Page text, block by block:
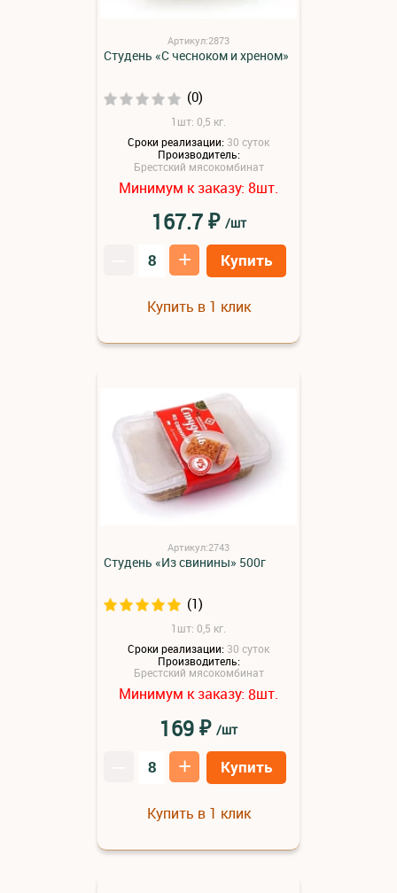
Артикул:2873
Студень «С чесноком и хреном»
(0)
1шт: 0,5 кг.
Сроки реализации: 30 суток
Производитель:
Брестский мясокомбинат
Минимум к заказу: 8шт.
167.7₽ /шт
+ Купить
Купить в 1 клик
Артикул:2743
Студень «Из свинины» 500г
(1)
1шт: 0,5 кг.
Сроки реализации: 30 суток
Производитель:
Брестский мясокомбинат
Минимум к заказу: 8шт.
169₽ /шт
+ Купить
Купить в 1 клик